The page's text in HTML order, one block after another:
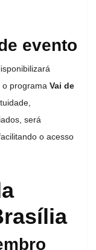
evento
o programa Vai de
será
facilitando o acesso